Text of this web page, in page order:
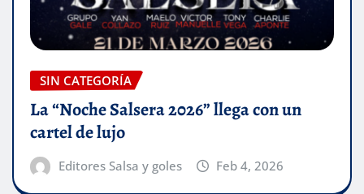
SIN CATEGORÍA
La “Noche Salsera 2026” llega con un
cartel de lujo
Editores Salsa y goles Feb 4, 2026